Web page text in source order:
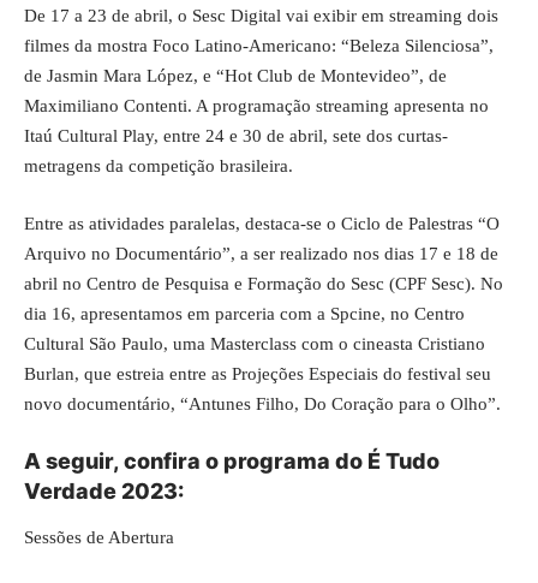
De 17 a 23 de abril, o Sesc Digital vai exibir em streaming dois
filmes da mostra Foco Latino-Americano: “Beleza Silenciosa”,
de Jasmin Mara López, e “Hot Club de Montevideo”, de
Maximiliano Contenti. A programação streaming apresenta no
Itaú Cultural Play, entre 24 e 30 de abril, sete dos curtas-
metragens da competição brasileira.
Entre as atividades paralelas, destaca-se o Ciclo de Palestras “O
Arquivo no Documentário”, a ser realizado nos dias 17 e 18 de
abril no Centro de Pesquisa e Formação do Sesc (CPF Sesc). No
dia 16, apresentamos em parceria com a Spcine, no Centro
Cultural São Paulo, uma Masterclass com o cineasta Cristiano
Burlan, que estreia entre as Projeções Especiais do festival seu
novo documentário, “Antunes Filho, Do Coração para o Olho”.
A seguir, confira o programa do É Tudo
Verdade 2023:
Sessões de Abertura